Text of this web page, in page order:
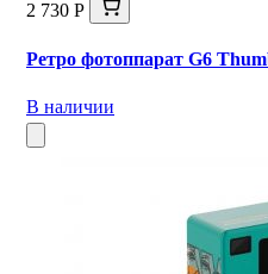
2 730 Р
Ретро фотоппарат G6
В наличии